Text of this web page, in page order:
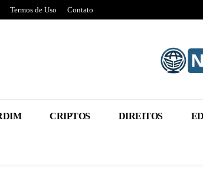
Termos de Uso Contato
CRIPTOS DIREITOS